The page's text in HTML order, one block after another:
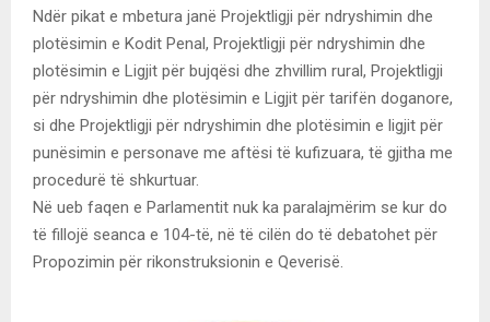
Ndër pikat e mbetura janë Projektligji për ndryshimin dhe
plotësimin e Kodit Penal, Projektligji për ndryshimin dhe
plotësimin e Ligjit për bujqësi dhe zhvillim rural, Projektligji
për ndryshimin dhe plotësimin e Ligjit për tarifën doganore,
si dhe Projektligji për ndryshimin dhe plotësimin e ligjit për
punësimin e personave me aftësi të kufizuara, të gjitha me
procedurë të shkurtuar.
Në ueb faqen e Parlamentit nuk ka paralajmërim se kur do
të fillojë seanca e 104-të, në të cilën do të debatohet për
Propozimin për rikonstruksionin e Qeverisë.